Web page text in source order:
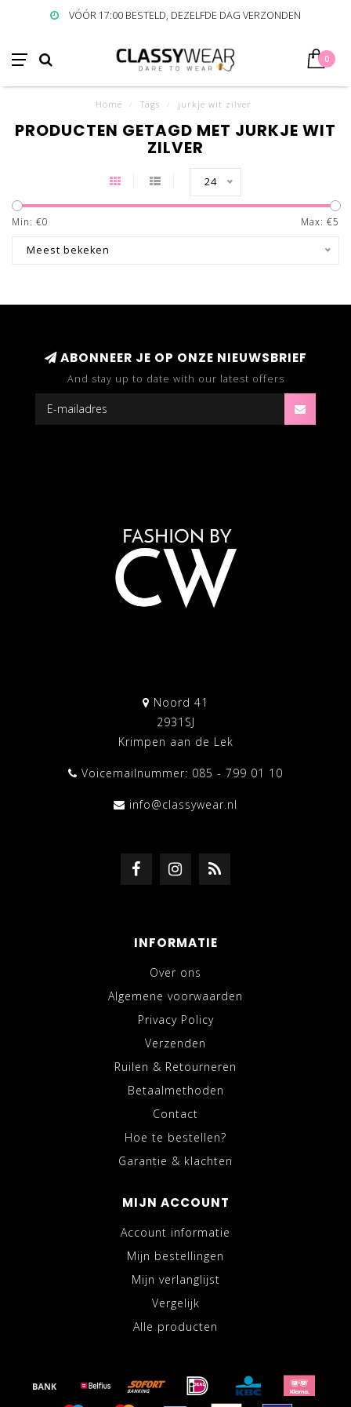
VÓÓR 17:00 BESTELD, DEZELFDE DAG VERZONDEN
0
Home Tags jurkje wit zilver
PRODUCTEN GETAGD MET JURKJE WIT
ZILVER
24
Min: €0 Max: €5
Meest bekeken
ABONNEER JE OP ONZE NIEUWSBRIEF
And stay up to date with our latest offers
Noord 41
2931SJ
Krimpen aan de Lek
Voicemailnummer: 085 - 799 01 10
info@classywear.nl
INFORMATIE
Over ons
Algemene voorwaarden
Privacy Policy
Verzenden
Ruilen & Retourneren
Betaalmethoden
Contact
Hoe te bestellen?
Garantie & klachten
MIJN ACCOUNT
Account informatie
Mijn bestellingen
Mijn verlanglijst
Vergelijk
Alle producten